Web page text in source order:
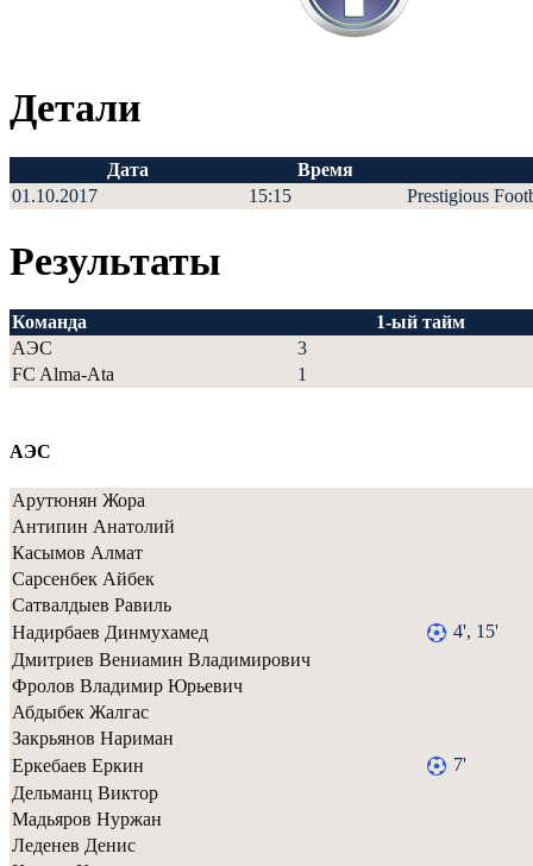
Детали
Дата
Время
01.10.2017
15:15 Prestigious
Результаты
Команда
1-ый тайм
АЭС
3
FC Alma-Ata
1
АЭС
Арутюнян Жора
Антипин Анатолий
Касымов Алмат
Сарсенбек Айбек
Сатвалдыев Равиль
Надирбаев Динмухамед
4', 15'
Дмитриев Вениамин Владимирович
Фролов Владимир Юрьевич
Абдыбек Жалгас
Закрьянов Нариман
Еркебаев Еркин
7'
Дельманц Виктор
Мадьяров Нуржан
Леденев Денис